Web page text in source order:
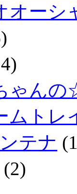
オーシ
ゃん
ムトレ
テナ
(2)